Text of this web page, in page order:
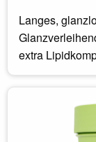
Langes,
extra